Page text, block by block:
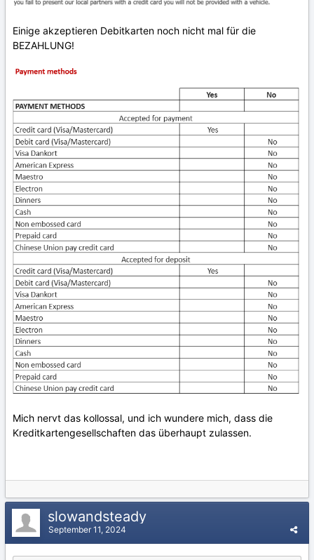
Einige akzeptieren Debitkarten noch nicht mal für die
BEZAHLUNG!
Mich nervt das kollossal, und ich wundere mich, dass die
Kreditkartengesellschaften das überhaupt zulassen.
slowandsteady
September 11, 2024